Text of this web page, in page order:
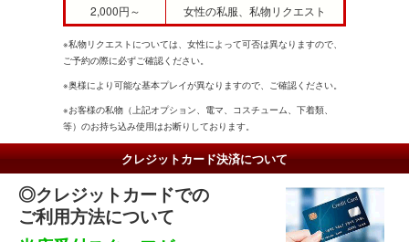
2,000円～
女性の私服、私物リクエスト
※私物リクエストについては、女性によって可否は異なりますので、
ご予約の際に必ずご確認ください。
※奥様により可能な基本プレイが異なりますので、ご確認ください。
※お客様の私物（上記オプション、電マ、コスチューム、下着類、
等）のお持ち込み使用はお断りしております。
クレジットカード決済について
◎クレジットカードでの
ご利用方法について